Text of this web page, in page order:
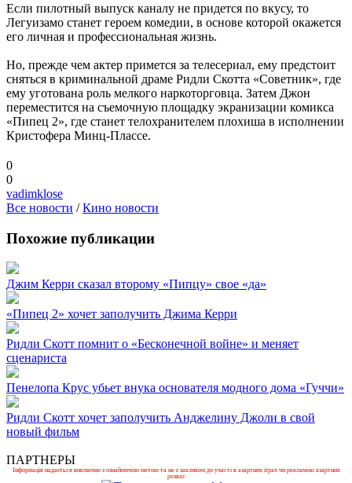
Если пилотный выпуск каналу не придется по вкусу, то
Легуизамо станет героем комедии, в основе которой окажется
его личная и профессиональная жизнь.
Но, прежде чем актер примется за телесериал, ему предстоит
сняться в криминальной драме Ридли Скотта «Советник», где
ему уготована роль мелкого наркоторговца. Затем Джон
переместится на съемочную площадку экранизации комикса
«Пипец 2», где станет телохранителем плохиша в исполнении
Кристофера Минц-Плассе.
0
0
vadimklose
Все новости /Кино новости
Похожие публикации
Джим Керри сказал второму «Пипцу» свое «да»
«Пипец 2» хочет заполучить Джима Керри
Ридли Скотт помнит о «Бесконечной войне» и меняет
сценариста
Пенелопа Крус убьет внука основателя модного дома «Гуччи»
Ридли Скотт хочет заполучить Анджелину Джоли в свой
новый фильм
ПАРТНЕРЫ
Інформація надається виключно з ознайомчою метою та не є закликом до участі в азартних іграх чи рекламою азартних
розваг.